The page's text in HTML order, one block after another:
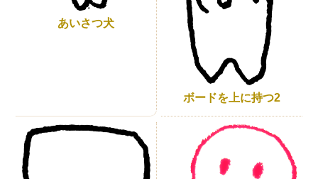
あいさつ犬
ボードを上に持つ2